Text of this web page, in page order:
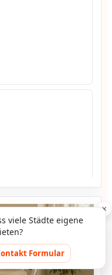
×
viele Städte eigene
Formular